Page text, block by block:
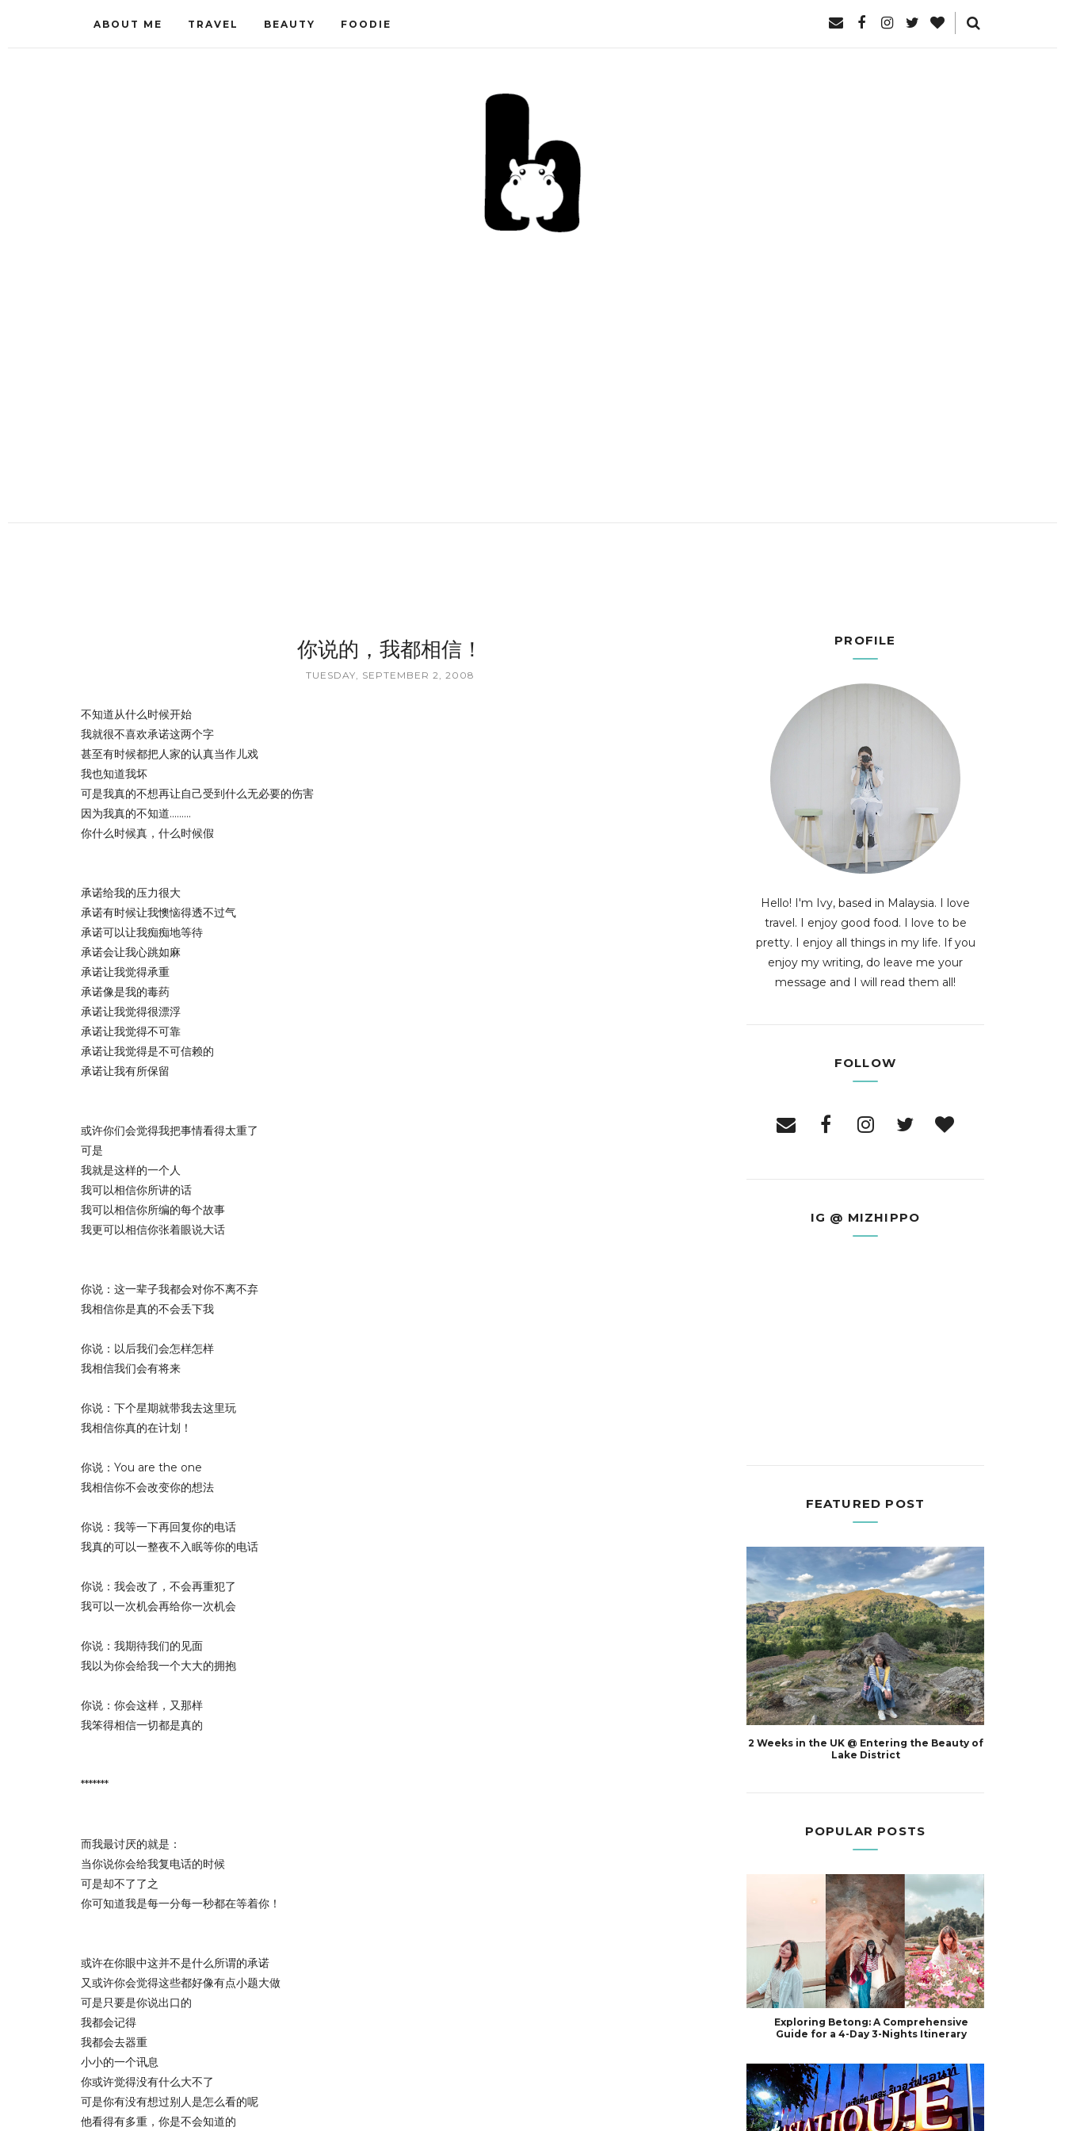
ABOUT ME TRAVEL BEAUTY FOODIE
你说的，我都相信！
TUESDAY, SEPTEMBER 2, 2008
不知道从什么时候开始
我就很不喜欢承诺这两个字
甚至有时候都把人家的认真当作儿戏
我也知道我坏
可是我真的不想再让自己受到什么无必要的伤害
因为我真的不知道.........
你什么时候真，什么时候假
承诺给我的压力很大
承诺有时候让我懊恼得透不过气
承诺可以让我痴痴地等待
承诺会让我心跳如麻
承诺让我觉得承重
承诺像是我的毒药
承诺让我觉得很漂浮
承诺让我觉得不可靠
承诺让我觉得是不可信赖的
承诺让我有所保留
或许你们会觉得我把事情看得太重了
可是
我就是这样的一个人
我可以相信你所讲的话
我可以相信你所编的每个故事
我更可以相信你张着眼说大话
你说：这一辈子我都会对你不离不弃
我相信你是真的不会丢下我
你说：以后我们会怎样怎样
我相信我们会有将来
你说：下个星期就带我去这里玩
我相信你真的在计划！
你说：You are the one
我相信你不会改变你的想法
你说：我等一下再回复你的电话
我真的可以一整夜不入眠等你的电话
你说：我会改了，不会再重犯了
我可以一次机会再给你一次机会
你说：我期待我们的见面
我以为你会给我一个大大的拥抱
你说：你会这样，又那样
我笨得相信一切都是真的
*******
而我最讨厌的就是：
当你说你会给我复电话的时候
可是却不了了之
你可知道我是每一分每一秒都在等着你！
或许在你眼中这并不是什么所谓的承诺
又或许你会觉得这些都好像有点小题大做
可是只要是你说出口的
我都会记得
我都会去器重
小小的一个讯息
你或许觉得没有什么大不了
可是你有没有想过别人是怎么看的呢
他看得有多重，你是不会知道的
PROFILE
Hello! I'm Ivy, based in Malaysia. I love
travel. I enjoy good food. I love to be
pretty. I enjoy all things in my life. If you
enjoy my writing, do leave me your
message and I will read them all!
FOLLOW
IG @ MIZHIPPO
FEATURED POST
2 Weeks in the UK @ Entering the Beauty of
Lake District
POPULAR POSTS
Exploring Betong: A Comprehensive
Guide for a 4-Day 3-Nights Itinerary